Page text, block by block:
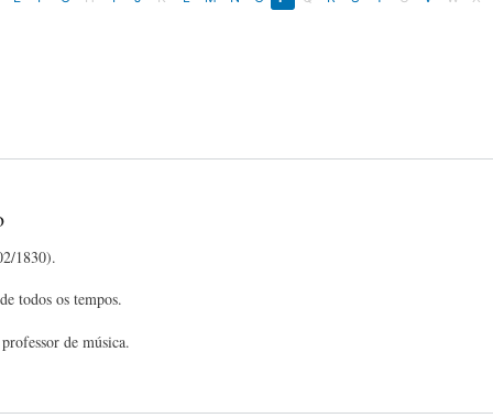
1830).
todos os tempos.
de música.